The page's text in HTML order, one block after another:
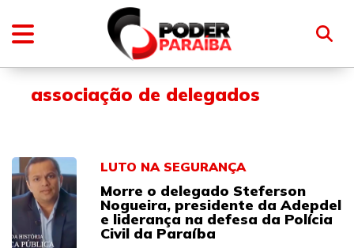
associação de delegados
LUTO NA SEGURANÇA
Morre o delegado Steferson
Nogueira, presidente da Adepdel
e liderança na defesa da Polícia
Civil da Paraíba